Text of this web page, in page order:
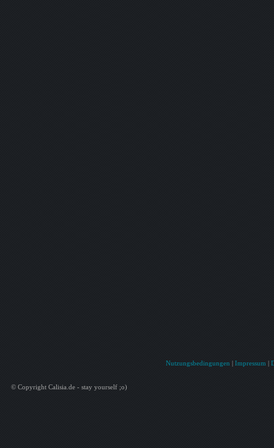
Nutzungsbedingungen | Impressum |
© Copyright Calisia.de - stay yourself ;o)